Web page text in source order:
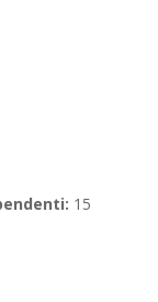
15